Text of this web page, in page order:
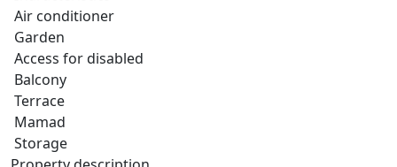
Air conditioner
Garden
Access for disabled
Balcony
Terrace
Mamad
Storage